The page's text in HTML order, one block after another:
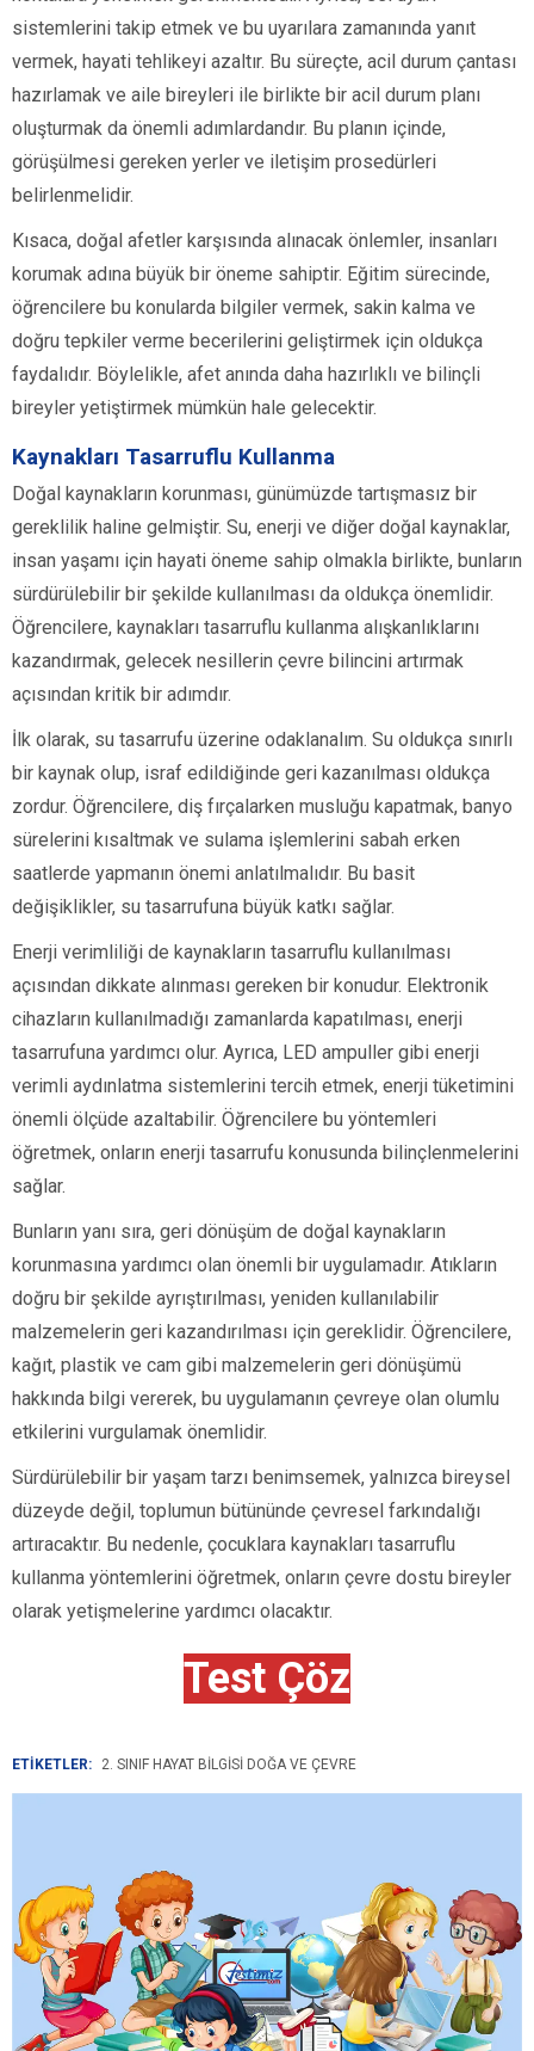
sistemlerini takip etmek ve bu uyarılara zamanında yanıt
vermek, hayati tehlikeyi azaltır. Bu süreçte, acil durum çantası
hazırlamak ve aile bireyleri ile birlikte bir acil durum planı
oluşturmak da önemli adımlardandır. Bu planın içinde,
görüşülmesi gereken yerler ve iletişim prosedürleri
belirlenmelidir.
Kısaca, doğal afetler karşısında alınacak önlemler, insanları
korumak adına büyük bir öneme sahiptir. Eğitim sürecinde,
öğrencilere bu konularda bilgiler vermek, sakin kalma ve
doğru tepkiler verme becerilerini geliştirmek için oldukça
faydalıdır. Böylelikle, afet anında daha hazırlıklı ve bilinçli
bireyler yetiştirmek mümkün hale gelecektir.
Kaynakları Tasarruflu Kullanma
Doğal kaynakların korunması, günümüzde tartışmasız bir
gereklilik haline gelmiştir. Su, enerji ve diğer doğal kaynaklar,
insan yaşamı için hayati öneme sahip olmakla birlikte, bunların
sürdürülebilir bir şekilde kullanılması da oldukça önemlidir.
Öğrencilere, kaynakları tasarruflu kullanma alışkanlıklarını
kazandırmak, gelecek nesillerin çevre bilincini artırmak
açısından kritik bir adımdır.
İlk olarak, su tasarrufu üzerine odaklanalım. Su oldukça sınırlı
bir kaynak olup, israf edildiğinde geri kazanılması oldukça
zordur. Öğrencilere, diş fırçalarken musluğu kapatmak, banyo
sürelerini kısaltmak ve sulama işlemlerini sabah erken
saatlerde yapmanın önemi anlatılmalıdır. Bu basit
değişiklikler, su tasarrufuna büyük katkı sağlar.
Enerji verimliliği de kaynakların tasarruflu kullanılması
açısından dikkate alınması gereken bir konudur. Elektronik
cihazların kullanılmadığı zamanlarda kapatılması, enerji
tasarrufuna yardımcı olur. Ayrıca, LED ampuller gibi enerji
verimli aydınlatma sistemlerini tercih etmek, enerji tüketimini
önemli ölçüde azaltabilir. Öğrencilere bu yöntemleri
öğretmek, onların enerji tasarrufu konusunda bilinçlenmelerini
sağlar.
Bunların yanı sıra, geri dönüşüm de doğal kaynakların
korunmasına yardımcı olan önemli bir uygulamadır. Atıkların
doğru bir şekilde ayrıştırılması, yeniden kullanılabilir
malzemelerin geri kazandırılması için gereklidir. Öğrencilere,
kağıt, plastik ve cam gibi malzemelerin geri dönüşümü
hakkında bilgi vererek, bu uygulamanın çevreye olan olumlu
etkilerini vurgulamak önemlidir.
Sürdürülebilir bir yaşam tarzı benimsemek, yalnızca bireysel
düzeyde değil, toplumun bütününde çevresel farkındalığı
artıracaktır. Bu nedenle, çocuklara kaynakları tasarruflu
kullanma yöntemlerini öğretmek, onların çevre dostu bireyler
olarak yetişmelerine yardımcı olacaktır.
Test Çöz
ETİKETLER: 2. SINIF HAYAT BILGISI DOĞA VE ÇEVRE